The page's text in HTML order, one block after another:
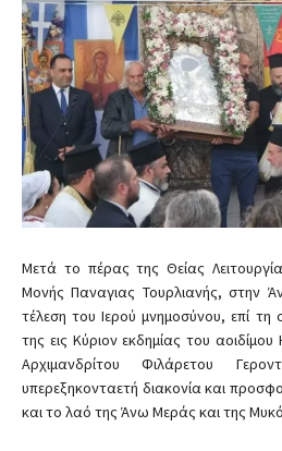
Μετά το πέρας της Θείας
Μονής Παναγιας Τουρλιανής, στην
τέλεση του Ιερού μνημοσύνου, επί
της εις Κύριον εκδημίας του
Αρχιμανδρίτου Φιλάρετου
υπερεξηκονταετή διακονία και
και το λαό της Άνω Μεράς και της